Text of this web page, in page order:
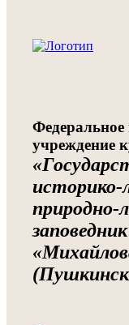
Федеральное
учреждение